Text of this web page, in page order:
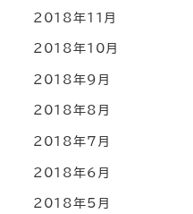
2018年11月
2018年10月
2018年9月
2018年8月
2018年7月
2018年6月
2018年5月